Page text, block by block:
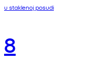
u staklenoj posudi
8